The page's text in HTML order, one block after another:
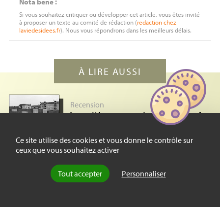
Ce site utilise des cookies et vous donne le contrôle sur
ceux que vous souhaitez activer
Tout accepter Personnaliser
Si vous souhaitez critiquer ou développer cet article, vous êtes invité
à proposer un texte au comité de rédaction (redactionchez
laviedesidees.fr). Nous vous répondrons dans les meilleurs délais.
À LIRE AUSSI
Recension
Israël aux prises avec la
parPerrine Simon-Nahum
Georges Bensoussan démontre que
l’État d’Israël ne doit pas sa fondation au remords